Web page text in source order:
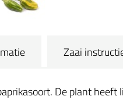
Zaai
De plant